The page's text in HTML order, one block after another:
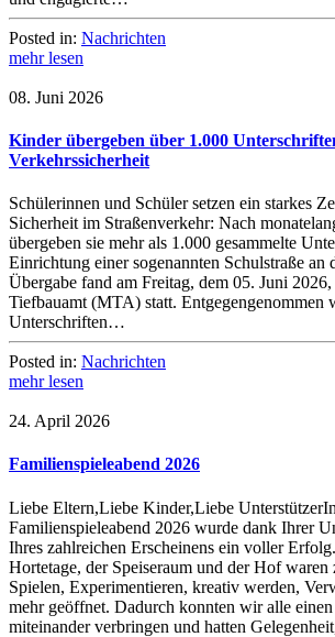
Posted in: Nachrichten
mehr lesen
08. Juni 2026
Kinder übergeben über 1.000
Verkehrssicherheit
Schülerinnen und Schüler setzen ein starkes
Sicherheit im Straßenverkehr: Nach
übergeben sie mehr als 1.000 gesammelte
Einrichtung einer sogenannten Schulstraße
Übergabe fand am Freitag, dem 05. Juni
Tiefbauamt (MTA) statt. Entgegengenommen
Unterschriften…
Posted in: Nachrichten
mehr lesen
24. April 2026
Familienspieleabend 2026
Liebe Eltern,Liebe Kinder,Liebe
Familienspieleabend 2026 wurde dank Ihrer
Ihres zahlreichen Erscheinens ein voller
Hortetage, der Speiseraum und der Hof waren
Spielen, Experimentieren, kreativ werden,
mehr geöffnet. Dadurch konnten wir alle
miteinander verbringen und hatten